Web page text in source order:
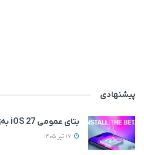
پیشنهادی
بتای عمومی iOS 27 به‌زودی منتشر می‌شود